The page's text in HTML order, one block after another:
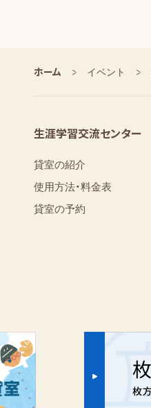
ホーム イベント
生涯学習交流センター
貸室の紹介
使用方法・料金表
貸室の予約